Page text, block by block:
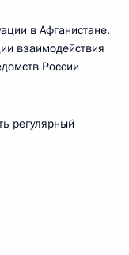
в Афганистане.
взаимодействия
России
регулярный